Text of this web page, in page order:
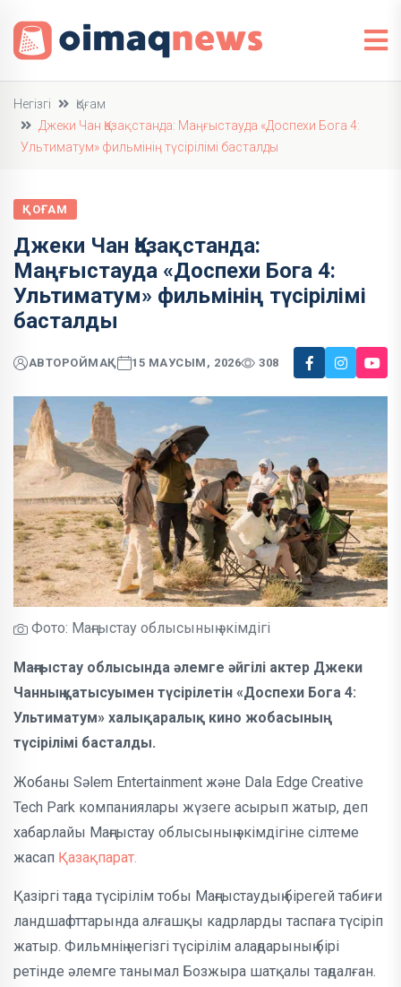
Негізгі
Қоғам
Джеки Чан Қазақстанда: Маңғыстауда «Доспехи Бога 4:
Ультиматум» фильмінің түсірілімі басталды
ҚОҒАМ
Джеки Чан Қазақстанда:
Маңғыстауда «Доспехи Бога 4:
Ультиматум» фильмінің түсірілімі
басталды
АВТОРОЙМАҚ 15 МАУСЫМ, 2026 308
Фото: Маңғыстау облысының әкімдігі
Маңғыстау облысында әлемге әйгілі актер Джеки
Чанның қатысуымен түсірілетін «Доспехи Бога 4:
Ультиматум» халықаралық кино жобасының
түсірілімі басталды.
Жобаны Sәlem Entertainment және Dala Edge Creative
Tech Park компаниялары жүзеге асырып жатыр, деп
хабарлайы Маңғыстау облысының әкімдігіне сілтеме
жасап Қазақпарат.
Қазіргі таңда түсірілім тобы Маңғыстаудың бірегей табиғи
ландшафттарында алғашқы кадрларды таспаға түсіріп
жатыр. Фильмнің негізгі түсірілім алаңдарының бірі
ретінде әлемге танымал Бозжыра шатқалы таңдалған.